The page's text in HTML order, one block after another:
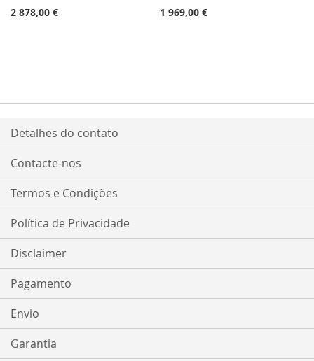
2 878,00 €
1 969,00 €
Detalhes do contato
Contacte-nos
Termos e Condições
Política de Privacidade
Disclaimer
Pagamento
Envio
Garantia